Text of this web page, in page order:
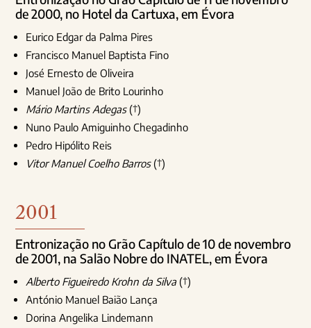
de 2000, no Hotel da Cartuxa, em Évora
Eurico Edgar da Palma Pires
Francisco Manuel Baptista Fino
José Ernesto de Oliveira
Manuel João de Brito Lourinho
Mário Martins Adegas(†)
Nuno Paulo Amiguinho Chegadinho
Pedro Hipólito Reis
Vitor Manuel Coelho Barros(†)
2001
Entronização no Grão Capítulo de 10 de novembro
de 2001, na Salão Nobre do INATEL, em Évora
Alberto Figueiredo Krohn da Silva(†)
António Manuel Baião Lança
Dorina Angelika Lindemann